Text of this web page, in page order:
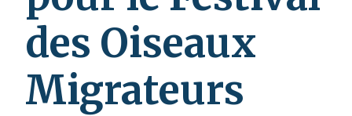
des Oiseaux
Migrateurs